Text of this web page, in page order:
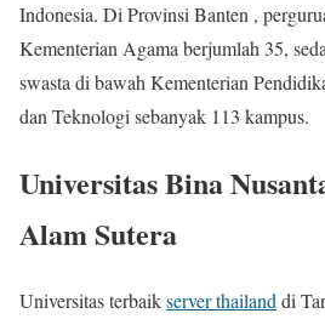
Indonesia. Di Provinsi Banten ,
Kementerian Agama berjumlah 35,
swasta di bawah Kementerian
dan Teknologi sebanyak 113 kampus.
Universitas Bina
Alam Sutera
Universitas terbaikserver thailand di